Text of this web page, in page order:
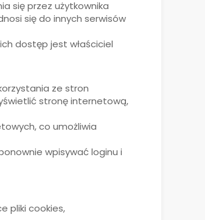
się przez użytkownika
się do innych serwisów
dostęp jest właściciel
ze stron
stronę internetową,
co umożliwia
wpisywać loginu i
pliki cookies,